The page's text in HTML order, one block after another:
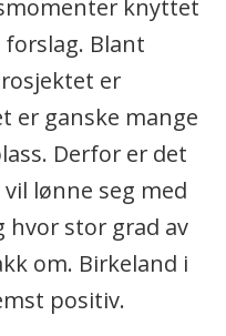
også være et
garderobe.
egne
knyttet
Blant
er
er ganske mange
Derfor er det
lønne seg med
hvor stor grad av
om. Birkeland i
positiv.